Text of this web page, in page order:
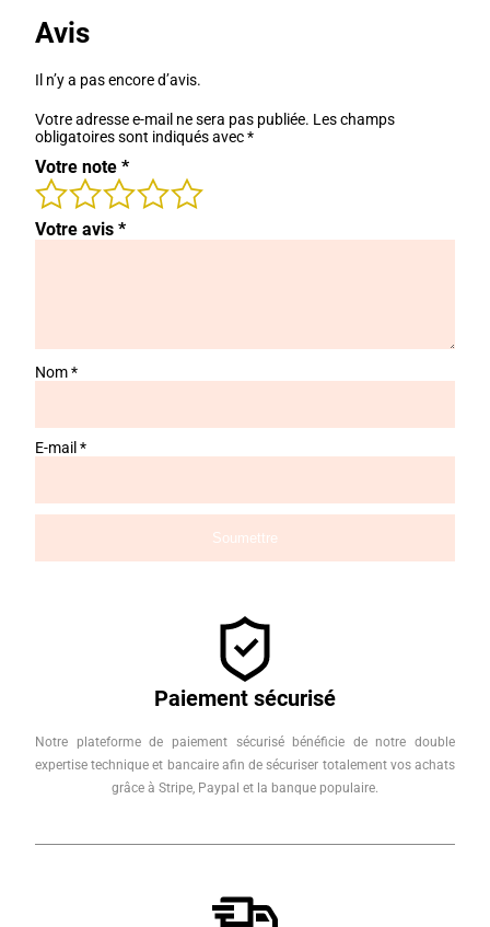
Avis
Il n’y a pas encore d’avis.
Votre adresse e-mail ne sera pas publiée. Les champs
obligatoires sont indiqués avec*
Votre note *
Votre avis *
Nom*
E-mail *
Paiement sécurisé
Notre plateforme de paiement sécurisé bénéficie de notre double
expertise technique et bancaire afin de sécuriser totalement vos achats
grâce à Stripe, Paypal et la banque populaire.